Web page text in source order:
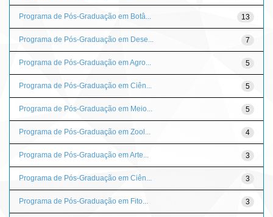
13
Programa de Pós-Graduação em Botâ...
7
Programa de Pós-Graduação em Dese...
5
Programa de Pós-Graduação em Agro...
5
Programa de Pós-Graduação em Ciên...
5
Programa de Pós-Graduação em Meio...
4
Programa de Pós-Graduação em Zool...
3
Programa de Pós-Graduação em Arte...
3
Programa de Pós-Graduação em Ciên...
3
Programa de Pós-Graduação em Fito...